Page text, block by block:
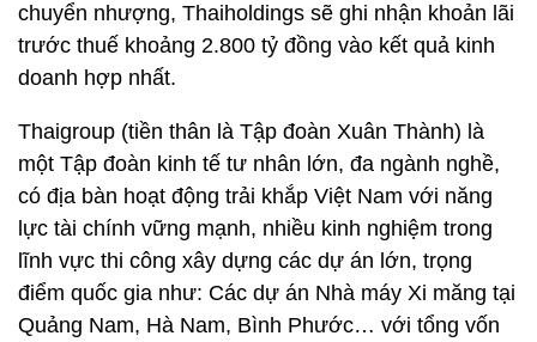
chuyển nhượng, Thaiholdings sẽ ghi nhận khoản lãi
trước thuế khoảng 2.800 tỷ đồng vào kết quả kinh
doanh hợp nhất.
Thaigroup (tiền thân là Tập đoàn Xuân Thành) là
một Tập đoàn kinh tế tư nhân lớn, đa ngành nghề,
có địa bàn hoạt động trải khắp Việt Nam với năng
lực tài chính vững mạnh, nhiều kinh nghiệm trong
lĩnh vực thi công xây dựng các dự án lớn, trọng
điểm quốc gia như: Các dự án Nhà máy Xi măng tại
Quảng Nam, Hà Nam, Bình Phước… với tổng vốn